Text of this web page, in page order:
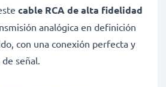
cable RCA de alta fidelidad
analógica en definición
con una conexión perfecta y
señal.